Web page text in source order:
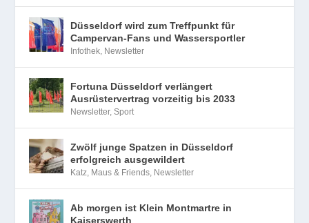
Düsseldorf wird zum Treffpunkt für
Campervan-Fans und Wassersportler
Infothek, Newsletter
Fortuna Düsseldorf verlängert
Ausrüstervertrag vorzeitig bis 2033
Newsletter,Sport
Zwölf junge Spatzen in Düsseldorf
erfolgreich ausgewildert
Katz, Maus & Friends, Newsletter
Ab morgen ist Klein Montmartre in
Kaiserswerth